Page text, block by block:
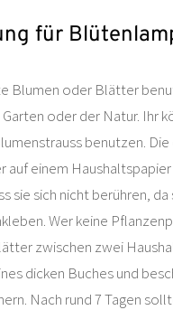
für
Blumen oder Blätter
oder der Natur. Ihr
benutzen.
auf einem
sie sich nicht berühren,
Wer keine
zwischen zwei
dicken Buches und
Nach rund 7 Tagen